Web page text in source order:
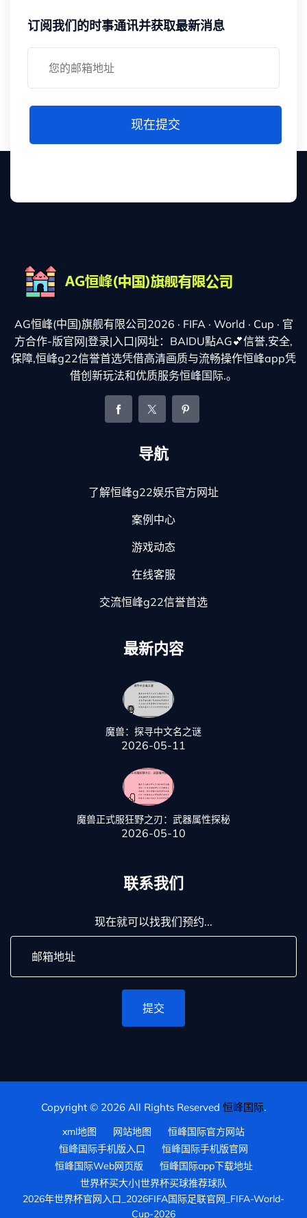
订阅我们的时事通讯并获取最新消息
现在提交
AG恒峰(中国)旗舰有限公司2026 · FIFA · World · Cup · 官
方合作-版官网|登录|入口|网址：BAIDU點AG💕信誉,安全,
保障,恒峰g22信誉首选凭借高清画质与流畅操作恒峰app凭
借创新玩法和优质服务恒峰国际.。
导航
了解恒峰g22娱乐官方网址
案例中心
游戏动态
在线客服
交流恒峰g22信誉首选
最新内容
魔兽：探寻中文名之谜
2026-05-11
魔兽正式服狂野之刃：武器属性探秘
2026-05-10
联系我们
现在就可以找我们预约...
提交
Copyright © 2026 All Rights Reserved 恒峰国际.
xml地图 网站地图
恒峰国际官方网站
恒峰国际手机版入口
恒峰国际手机版官网
恒峰国际Web网页版
恒峰国际app下载地址
世界杯买大小|世界杯买球推荐球队
2026年世界杯官网入口_2026FIFA国际足联官网_FIFA-World-
Cup-2026